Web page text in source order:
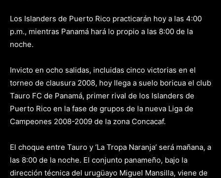
Los Islanders de Puerto Rico practicarán hoy a las 4:00
p.m., mientras Panamá hará lo propio a las 8:00 de la
noche.
Invicto en ocho salidas, incluidas cinco victorias en el
torneo de clausura 2008, hoy llega a suelo boricua el club
Tauro FC de Panamá, primer rival de los Islanders de
Puerto Rico en la fase de grupos de la nueva Liga de
Campeones 2008-2009 de la zona Concacaf.
El choque entre Tauro y ‘La Tropa Naranja’ será mañana, a
las 8:00 de la noche. El conjunto panameño, bajo la
dirección técnica del urugüayo Miguel Mansilla, viene de